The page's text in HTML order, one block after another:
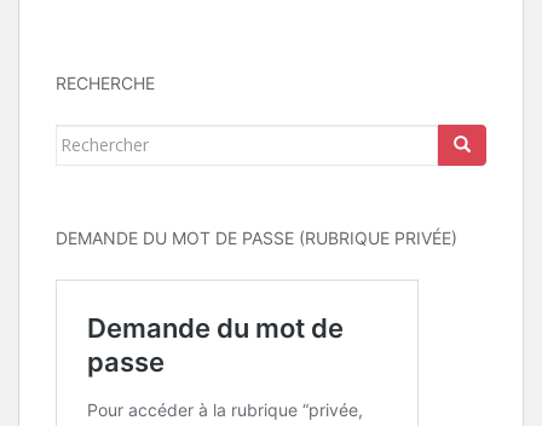
RECHERCHE
Rechercher...
DEMANDE DU MOT DE PASSE (RUBRIQUE PRIVÉE)